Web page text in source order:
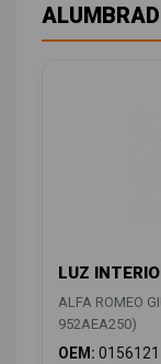
LUZ
ALFA ROMEO
952AEA250)
OEM: